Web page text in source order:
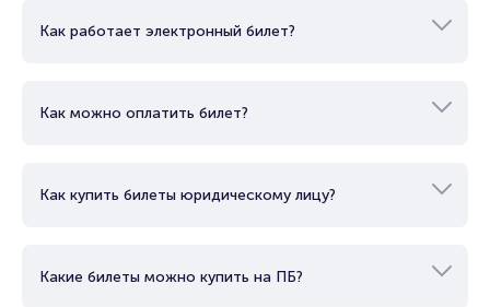
Подробнее о том, как вернуть, сдать или продать билет
Брокерам
Как работает электронный билет?
Как можно оплатить билет?
Как купить билеты юридическому лицу?
Какие билеты можно купить на ПБ?